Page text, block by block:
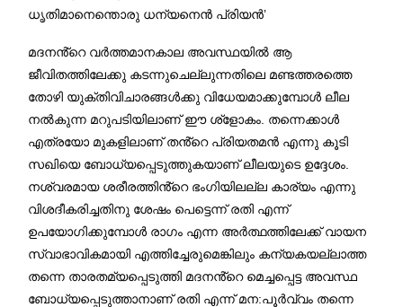
ധൃതിമാനെന്തൊരു ധന്യനെൻ പ്രിയൻ’
മദനൻ്റെ വർത്തമാനകാല അവസ്ഥയിൽ ആ
ജീവിതത്തിലേക്കു കടന്നുചെല്ലുന്നതിലെ മണ്ടത്തരത്തെ
തോഴി യുക്തിവിചാരങ്ങൾക്കു വിധേയമാക്കുമ്പോൾ ലീല
നൽകുന്ന മറുപടിയിലാണ് ഈ ശ്ളോകം. തന്നെക്കാൾ
എത്രയോ മുകളിലാണ് തൻ്റെ പ്രിയതമൻ എന്നു കൂടി
സഖിയെ ബോധ്യപ്പെടുത്തുകയാണ് ലീലയുടെ ഉദ്ദേശം.
നശ്വരമായ ശരീരത്തിൻ്റെ ഭംഗിയിലല്ല കാര്യം എന്നു
വിശദീകരിച്ചതിനു ശേഷം പെട്ടെന്ന് രതി എന്ന്
ഉപയോഗിക്കുമ്പോൾ രാഗം എന്ന അർത്ഥത്തിലേക്ക് വായന
സ്വാഭാവികമായി എത്തിച്ചേരുമെങ്കിലും കന്യകയല്ലാത്ത
തന്നെ താരതമ്യപ്പെടുത്തി മദനൻ്റെ മെച്ചപ്പെട്ട അവസ്ഥ
ബോധ്യപ്പെടുത്താനാണ് രതി എന്ന് മന:പൂർവ്വം തന്നെ